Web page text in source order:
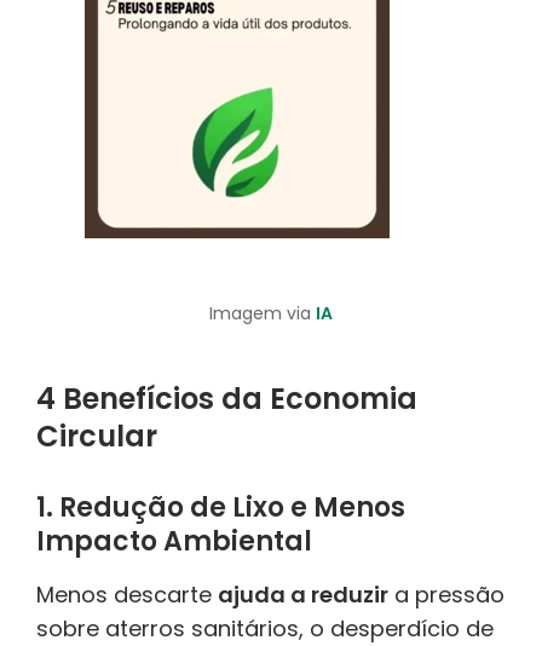
Imagem via IA
4 Benefícios da Economia
Circular
1. Redução de Lixo e Menos
Impacto Ambiental
Menos descarte ajuda a reduzir a pressão
sobre aterros sanitários, o desperdício de